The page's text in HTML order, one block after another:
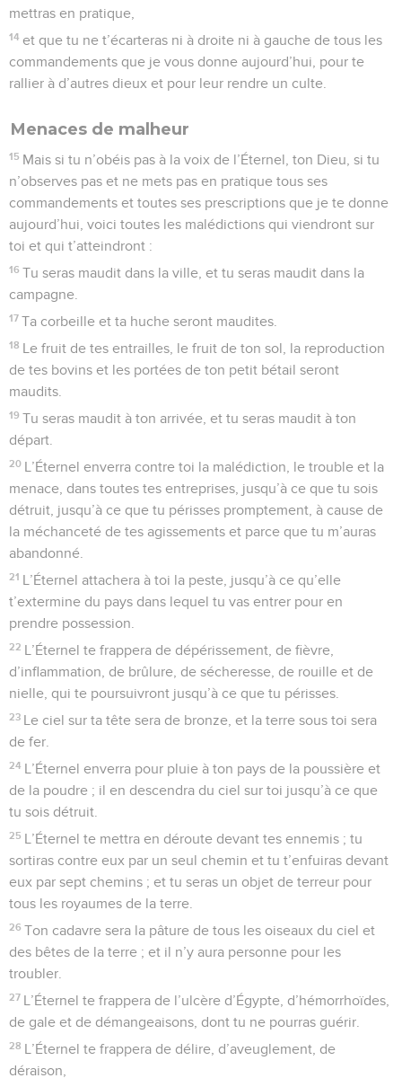
mettras en pratique,
14 et que tu ne t’écarteras ni à droite ni à gauche de tous les
commandements que je vous donne aujourd’hui, pour te
rallier à d’autres dieux et pour leur rendre un culte.
Menaces de malheur
15 Mais si tu n’obéis pas à la voix de l’Éternel, ton Dieu, si tu
n’observes pas et ne mets pas en pratique tous ses
commandements et toutes ses prescriptions que je te donne
aujourd’hui, voici toutes les malédictions qui viendront sur
toi et qui t’atteindront :
16 Tu seras maudit dans la ville, et tu seras maudit dans la
campagne.
17 Ta corbeille et ta huche seront maudites.
18 Le fruit de tes entrailles, le fruit de ton sol, la reproduction
de tes bovins et les portées de ton petit bétail seront
maudits.
19 Tu seras maudit à ton arrivée, et tu seras maudit à ton
départ.
20 L’Éternel enverra contre toi la malédiction, le trouble et la
menace, dans toutes tes entreprises, jusqu’à ce que tu sois
détruit, jusqu’à ce que tu périsses promptement, à cause de
la méchanceté de tes agissements et parce que tu m’auras
abandonné.
21 L’Éternel attachera à toi la peste, jusqu’à ce qu’elle
t’extermine du pays dans lequel tu vas entrer pour en
prendre possession.
22 L’Éternel te frappera de dépérissement, de fièvre,
d’inflammation, de brûlure, de sécheresse, de rouille et de
nielle, qui te poursuivront jusqu’à ce que tu périsses.
23 Le ciel sur ta tête sera de bronze, et la terre sous toi sera
de fer.
24 L’Éternel enverra pour pluie à ton pays de la poussière et
de la poudre ; il en descendra du ciel sur toi jusqu’à ce que
tu sois détruit.
25 L’Éternel te mettra en déroute devant tes ennemis ; tu
sortiras contre eux par un seul chemin et tu t’enfuiras devant
eux par sept chemins ; et tu seras un objet de terreur pour
tous les royaumes de la terre.
26 Ton cadavre sera la pâture de tous les oiseaux du ciel et
des bêtes de la terre ; et il n’y aura personne pour les
troubler.
27 L’Éternel te frappera de l’ulcère d’Égypte, d’hémorrhoïdes,
de gale et de démangeaisons, dont tu ne pourras guérir.
28 L’Éternel te frappera de délire, d’aveuglement, de
déraison,